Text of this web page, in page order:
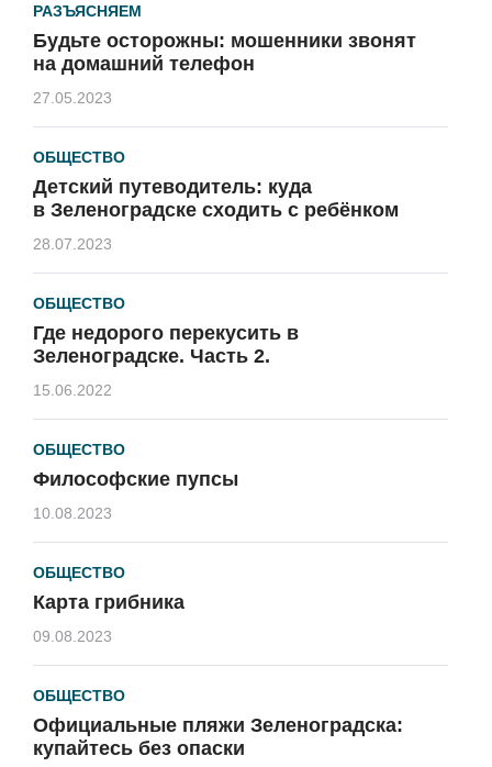
РАЗЪЯСНЯЕМ
Будьте осторожны: мошенники звонят
на домашний телефон
27.05.2023
ОБЩЕСТВО
Детский путеводитель: куда
в Зеленоградске сходить с ребёнком
28.07.2023
ОБЩЕСТВО
Где недорого перекусить в
Зеленоградске. Часть 2.
15.06.2022
ОБЩЕСТВО
Философские пупсы
10.08.2023
ОБЩЕСТВО
Карта грибника
09.08.2023
ОБЩЕСТВО
Официальные пляжи Зеленоградска:
купайтесь без опаски